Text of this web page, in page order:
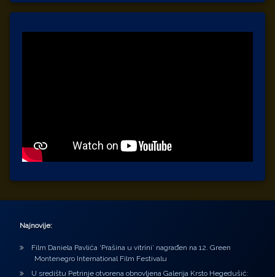
Najnovije:
Film Daniela Pavlića ‘Prašina u vitrini’ nagrađen na 12. Green
Montenegro International Film Festivalu
U središtu Petrinje otvorena obnovljena Galerija Krsto Hegedušić: